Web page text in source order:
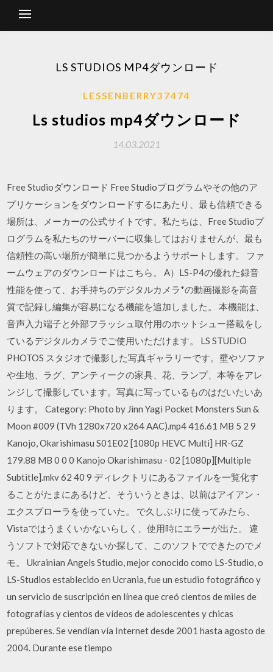
LS STUDIOS MP4ダウンロード
LESSENBERRY37474
Ls studios mp4ダウンロード
14.03.2021
Free Studioダウンロード Free Studioプログラムやその他のア
プリケーションをダウンロードするにあたり、最も信頼できる
場所は、メーカーの公式サイトです。私たちは、Free Studioプ
ログラムを私たちのサーバーに収集してはおりませんが、最も
信頼性の高い場所が簡単に見つかるようサポートします。 ファ
ームウェアのダウンロードはこちら。 A）LS-P4の優れた録音
性能を使って、お手持ちのデジタルカメラ*の動画撮影を高音
質で記録し編集が容易になる機能を追加しました。 本機能は、
音声入力端子と外部フラッシュ取付用のホットシュー搭載をし
ているデジタルカメラでご使用いただけます。 LS STUDIO
PHOTOS スタジオで撮影した写真ギャラリーです。壁やソファ
や生地、ラグ、アンティークの家具、花、ランプ、本等をアレ
ンジして撮影しています。写真に写っているものはだいたいあ
ります。 Category: Photo by Jinn Yagi Pocket Monsters Sun &
Moon #009 (TVh 1280x720 x264 AAC).mp4 416.61 MB 5 2 9
Kanojo, Okarishimasu S01E02 [1080p HEVC Multi] HR-GZ
179.88 MB 0 0 0 Kanojo Okarishimasu - 02 [1080p][Multiple
Subtitle].mkv 62 40 9 ディレクトリにあるファイルを一覧化す
ることがたまにあるけど、そういうときは、以前はアイアン・
エクスプローラを使っていた。 で久しぶりに使ってみたら、
Vistaではうまくいかないらしく、使用時にエラーが出た。 違
うソフトで対応できないか探して、このソフトでできたのでメ
モ。 Ukrainian Angels Studio, mejor conocido como LS-Studio, o
LS-Studios establecido en Ucrania, fue un estudio fotográfico y
un servicio de suscripción en línea que creó cientos de miles de
fotografías y cientos de vídeos de adolescentes y chicas
prepúberes. Se vendían vía Internet desde 2001 hasta agosto de
2004. Durante ese tiempo